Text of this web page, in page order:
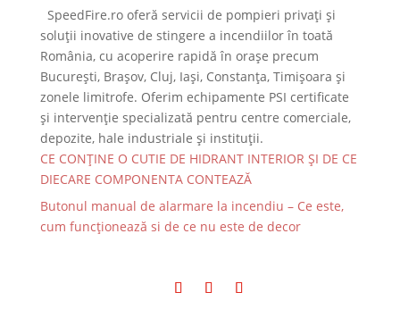
SpeedFire.ro oferă servicii de pompieri privați și
soluții inovative de stingere a incendiilor în toată
România, cu acoperire rapidă în orașe precum
București, Brașov, Cluj, Iași, Constanța, Timișoara și
zonele limitrofe. Oferim echipamente PSI certificate
și intervenție specializată pentru centre comerciale,
depozite, hale industriale și instituții.
CE CONȚINE O CUTIE DE HIDRANT INTERIOR ȘI DE CE
DIECARE COMPONENTA CONTEAZĂ
Butonul manual de alarmare la incendiu – Ce este,
cum funcționează si de ce nu este de decor